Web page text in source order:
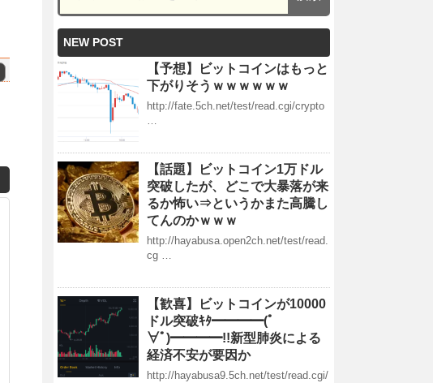
NEW POST
【予想】ビットコインはもっと
下がりそうｗｗｗｗｗｗ
http://fate.5ch.net/test/read.cgi/crypto
…
【話題】ビットコイン1万ドル
突破したが、どこで大暴落が来
るか怖い⇒というかまた高騰し
てんのかｗｗｗ
http://hayabusa.open2ch.net/test/read.
cg …
【歓喜】ビットコインが10000
ドル突破ｷﾀ━━━━(ﾟ
∀ﾟ)━━━━!!新型肺炎による
経済不安が要因か
http://hayabusa9.5ch.net/test/read.cgi/